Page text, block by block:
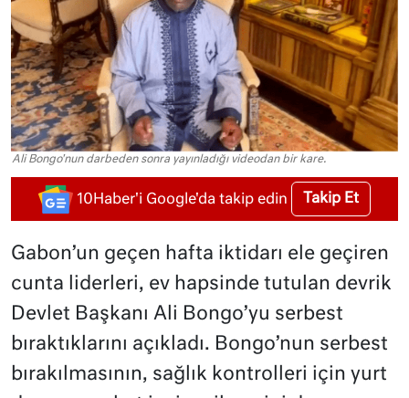
Ali Bongo'nun darbeden sonra yayınladığı videodan bir kare.
10Haber'i Google'da takip edin Takip Et
Gabon’un geçen hafta iktidarı ele geçiren
cunta liderleri, ev hapsinde tutulan devrik
Devlet Başkanı Ali Bongo’yu serbest
bıraktıklarını açıkladı. Bongo’nun serbest
bırakılmasının, sağlık kontrolleri için yurt